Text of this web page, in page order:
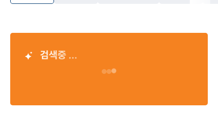
검색중 ...
Loading…